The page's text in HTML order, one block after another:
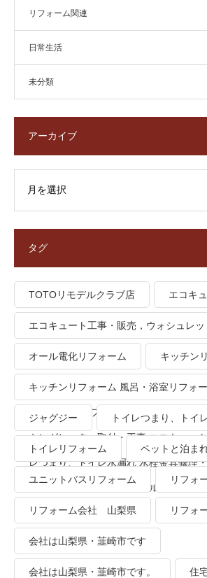
リフォーム関連
日常生活
未分類
アーカイブ
タグ
TOTOリモデルクラブ店 エコキ
エコキュート工事・販売，ウォシュレッ
り、トイレ水漏れ
オール電化リフォーム キッチン
キッチンリフォーム 風呂・浴室リフォ
ーム 洗面所リフォーム オール電化リフ
キングヒーター取付・工事 エコキュー
レつまり、トイレ水漏れ 水栓金具修理
業者・会社 ＴＯＴＯリモデルクラブ
ジャグジー トイレつまり、トイ
トイレリフォーム ペットと泊ま
ユニットバスリフォーム リフォ
リフォーム会社 山梨県 リフォ
会社は山梨県・韮崎市です
会社は山梨県・韮崎市です。 住